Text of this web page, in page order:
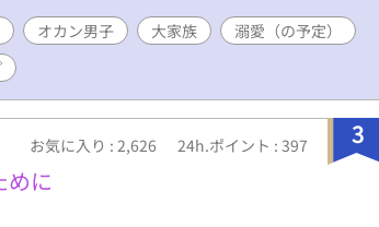
た。 蒼の恋と未来の行方は？ 琉生はそれに
？ 孤独な星をすくったオカン男子が、初めて
き合う、優しくてちょっぴり切ないアットホ
ーリー。 8/3のみ12時更新。～8/9まで21時更
オカン男子 大家族
溺愛（の予定）
3
お気に入り : 2,626 24h.ポイント : 397
めに